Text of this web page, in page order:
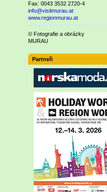
Fax: 0043 3532 2720-4
info@visitmurau.at
www.regionmurau.at
© Fotografie a obrázky
MURAU
Partneři